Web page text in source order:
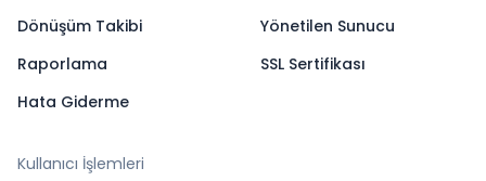
Dönüşüm Takibi
Raporlama
Hata Giderme
Yönetilen Sunucu
SSL Sertifikası
Kullanıcı İşlemleri